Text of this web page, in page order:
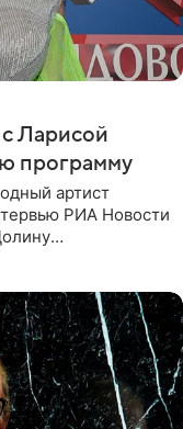
с Ларисой
программу
артист
РИА Новости